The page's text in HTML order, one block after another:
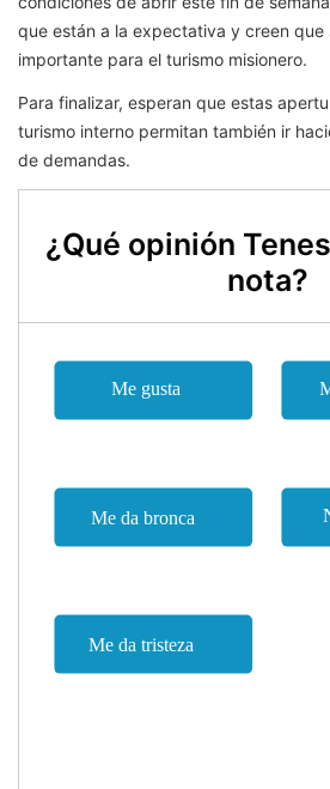
que están a la expectativa y creen que
importante para el turismo misionero.
Para finalizar, esperan que estas
turismo interno permitan también ir
de demandas.
¿Qué opinión
nota?